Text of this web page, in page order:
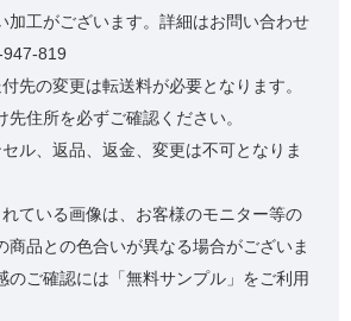
加工がございます。詳細はお問い合わせ
947-819
先の変更は転送料が必要となります。
先住所を必ずご確認ください。
ル、返品、返金、変更は不可となりま
ている画像は、お客様のモニター等の
商品との色合いが異なる場合がございま
のご確認には「無料サンプル」をご利用